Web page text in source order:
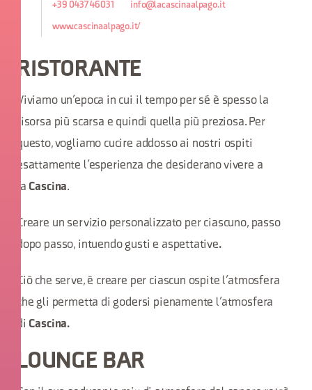
+39 0437 46031 info@lacascinaalpago.it
www.cascinaalpago.it/
RISTORANTE
Viviamo un’epoca in cui il tempo per sé è spesso la
risorsa più scarsa e quindi quella più preziosa. Per
questo, vogliamo cucire addosso ai nostri ospiti
esattamente l’esperienza che desiderano vivere a
la Cascina.
Creare un servizio personalizzato per ciascuno, passo
dopo passo, intuendo gusti e aspettative.
Ciò che serve, è creare per ciascun ospite l’atmosfera
che gli permetta di godersi pienamente l’atmosfera
di Cascina.
LOUNGE BAR